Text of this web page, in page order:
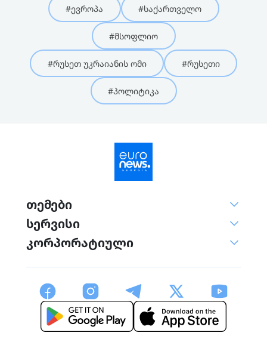
#ევროპა #საქართველო
#მსოფლიო
#რუსეთ უკრაიანის ომი #რუსეთი
#პოლიტიკა
თემები
სერვისი
კორპორატიული